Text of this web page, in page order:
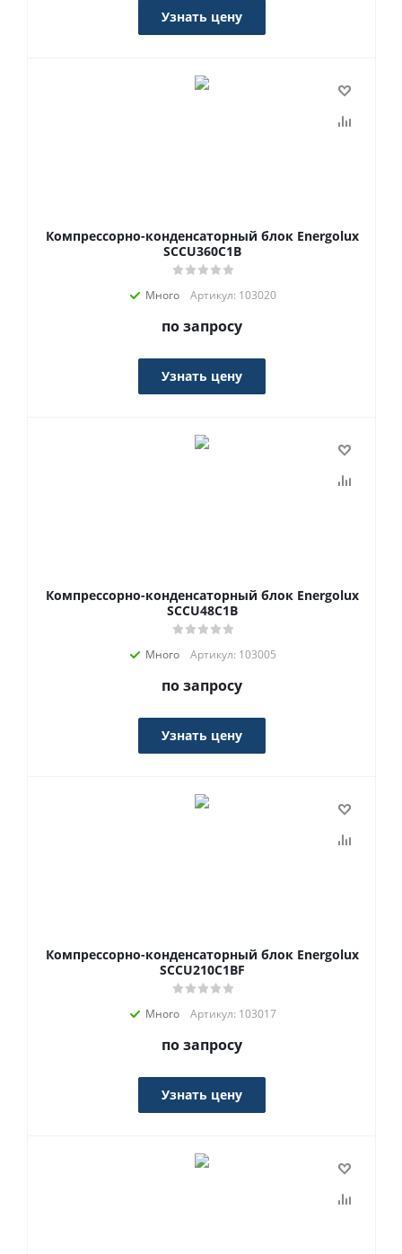
Узнать цену
Компрессорно-конденсаторный блок Energolux
SCCU360C1B
Много Артикул: 103020
по запросу
Узнать цену
Компрессорно-конденсаторный блок Energolux
SCCU48C1B
Много Артикул: 103005
по запросу
Узнать цену
Компрессорно-конденсаторный блок Energolux
SCCU210C1BF
Много Артикул: 103017
по запросу
Узнать цену